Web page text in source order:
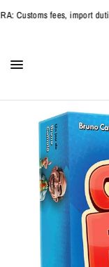
Customs fees, import